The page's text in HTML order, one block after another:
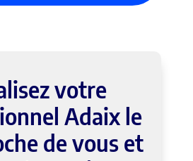
votre
Adaix le
de vous et